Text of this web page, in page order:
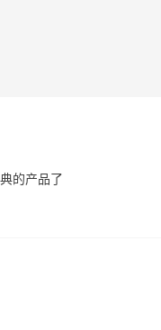
的产品了
5折